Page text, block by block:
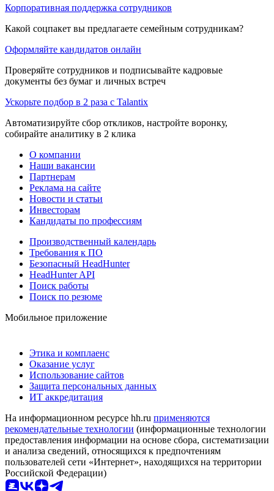
Корпоративная поддержка сотрудников
Какой соцпакет вы предлагаете семейным сотрудникам?
Оформляйте кандидатов онлайн
Проверяйте сотрудников и подписывайте кадровые
документы без бумаг и личных встреч
Ускорьте подбор в 2 раза с Talantix
Автоматизируйте сбор откликов, настройте воронку,
собирайте аналитику в 2 клика
О компании
Наши вакансии
Партнерам
Реклама на сайте
Новости и статьи
Инвесторам
Кандидаты по профессиям
Производственный календарь
Требования к ПО
Безопасный HeadHunter
HeadHunter API
Поиск работы
Поиск по резюме
Мобильное приложение
Этика и комплаенс
Оказание услуг
Использование сайтов
Защита персональных данных
ИТ аккредитация
На информационном ресурсе hh.ru применяются
рекомендательные технологии (информационные технологии
предоставления информации на основе сбора, систематизации
и анализа сведений, относящихся к предпочтениям
пользователей сети «Интернет», находящихся на территории
Российской Федерации)